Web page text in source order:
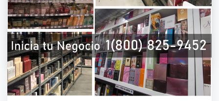
fragancias que ofrecen los mejores productos
para vender en Estados Unidos: para hombre,
mujer, fragancias originales, perfumes
originales, Eau de.